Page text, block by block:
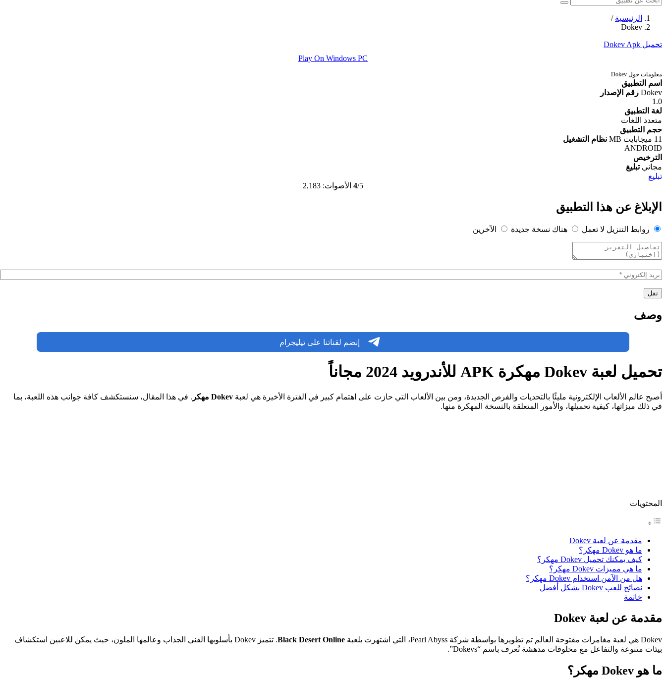
الرئيسية /
Dokev
تحميل Dokev Apk
Play On Windows PC
معلومات حول Dokev
اسم التطبيق
Dokev رقم الإصدار
1.0
لغة التطبيق
متعدد اللغات
حجم التطبيق
11 ميجابايت MB
نظام التشغيل
ANDROID
الترخيص
مجاني تبليغ
تبليغ
4/5 الأصوات: 2,183
الإبلاغ عن هذا التطبيق
روابط التنزيل لا تعمل هناك نسخة جديدة الآخرين
وصف
إنضم لقناتنا على تيليجرام
تحميل لعبة Dokev مهكرة APK للأندرويد 2024 مجاناً
أصبح عالم الألعاب الإلكترونية مليئًا بالتحديات والفرص الجديدة، ومن بين الألعاب التي حازت على اهتمام كبير في الفترة الأخيرة هي لعبة Dokev مهكر
. في هذا المقال، سنستكشف كافة جوانب هذه اللعبة، بما
في ذلك ميزاتها، كيفية تحميلها، والأمور المتعلقة بالنسخة المهكرة منها.
المحتويات
مقدمة عن لعبة Dokev
ما هو Dokev مهكر؟
كيف يمكنك تحميل Dokev مهكر؟
ما هي مميزات Dokev مهكر؟
هل من الآمن استخدام Dokev مهكر؟
نصائح للعب Dokev بشكل أفضل
خاتمة
مقدمة عن لعبة Dokev
Dokev هي لعبة مغامرات مفتوحة العالم تم تطويرها بواسطة شركة Pearl Abyss، التي اشتهرت بلعبة Black Desert Online
. تتميز Dokev بأسلوبها الفني الجذاب وعالمها الملون، حيث يمكن للاعبين استكشاف
بيئات متنوعة والتفاعل مع مخلوقات مدهشة تُعرف باسم “Dokevs”.
ما هو Dokev مهكر؟